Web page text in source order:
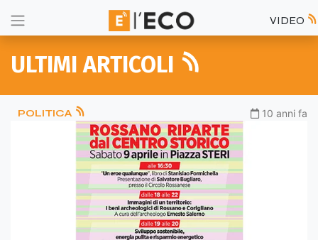
VIDEO
ULTIMI ARTICOLI
POLITICA 10 anni fa